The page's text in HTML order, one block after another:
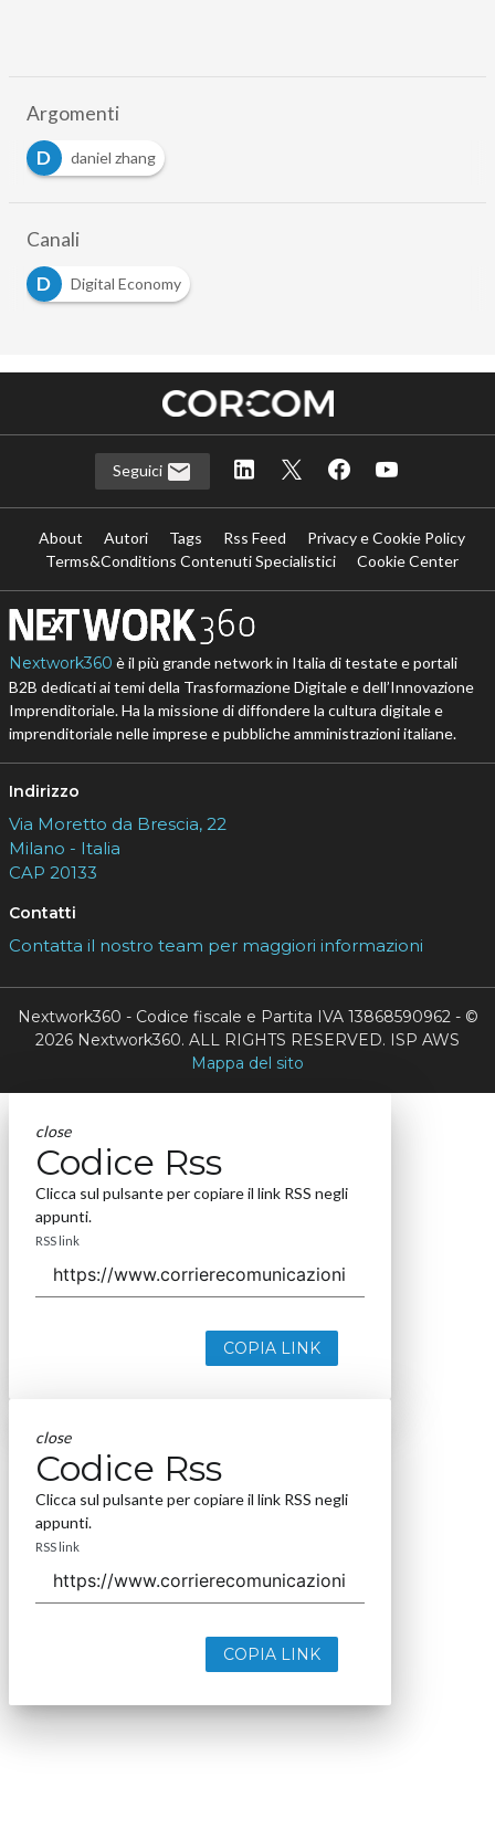
Argomenti
D
daniel zhang
Canali
D
Digital Economy
Seguici
About Autori Tags Rss Feed
Privacy e Cookie Policy
Terms&Conditions Contenuti Specialistici
Cookie Center
Nextwork360 è il più grande network in Italia di testate e portali
B2B dedicati ai temi della Trasformazione Digitale e dell’Innovazione
Imprenditoriale. Ha la missione di diffondere la cultura digitale e
imprenditoriale nelle imprese e pubbliche amministrazioni italiane.
Indirizzo
Via Moretto da Brescia, 22
Milano - Italia
CAP 20133
Contatti
Contatta il nostro team per maggiori informazioni
Nextwork360 - Codice fiscale e Partita IVA 13868590962 - ©
2026 Nextwork360. ALL RIGHTS RESERVED. ISP AWS
Mappa del sito
close
Codice Rss
Clicca sul pulsante per copiare il link RSS negli
appunti.
RSS link
COPIA LINK
close
Codice Rss
Clicca sul pulsante per copiare il link RSS negli
appunti.
RSS link
COPIA LINK